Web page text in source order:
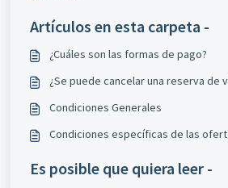
Artículos en esta carpeta -
¿Cuáles son las formas de pago?
¿Se puede cancelar una reserva de
Condiciones Generales
Condiciones específicas de las
Es posible que quiera leer -